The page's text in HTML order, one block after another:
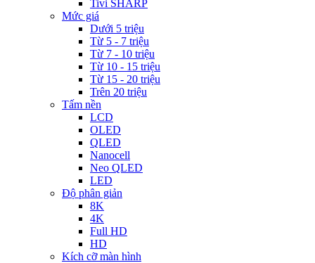
Tivi SHARP
Mức giá
Dưới 5 triệu
Từ 5 - 7 triệu
Từ 7 - 10 triệu
Từ 10 - 15 triệu
Từ 15 - 20 triệu
Trên 20 triệu
Tấm nền
LCD
OLED
QLED
Nanocell
Neo QLED
LED
Độ phân giản
8K
4K
Full HD
HD
Kích cỡ màn hình